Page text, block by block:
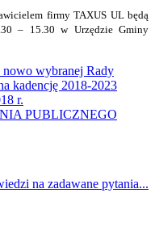
firmy TAXUS UL będą
– 15.30 w Urzędzie Gminy
nowo wybranej Rady
kadencję 2018-2023
r.
PUBLICZNEGO
na zadawane pytania...